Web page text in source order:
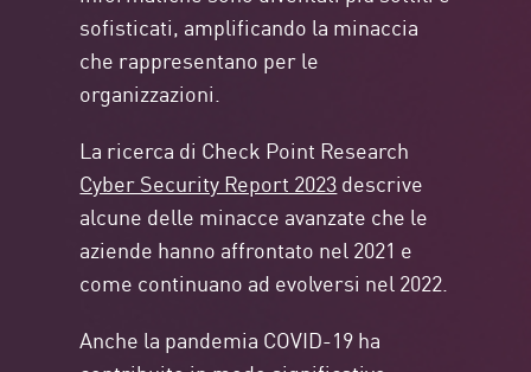
sofisticati, amplificando la minaccia
che rappresentano per le
organizzazioni.
La ricerca di Check Point Research
Cyber Security Report 2023descrive
alcune delle minacce avanzate che le
aziende hanno affrontato nel 2021 e
come continuano ad evolversi nel 2022.
Anche la pandemia COVID-19 ha